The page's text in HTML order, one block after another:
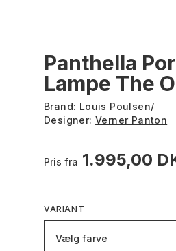
Panthella
Lampe The
Brand: Louis Poulsen/
Designer:Verner Panton
Pris fra 1.995,00
VARIANT
Vælg farve